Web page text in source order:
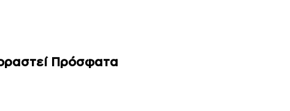
Πρόσφατα